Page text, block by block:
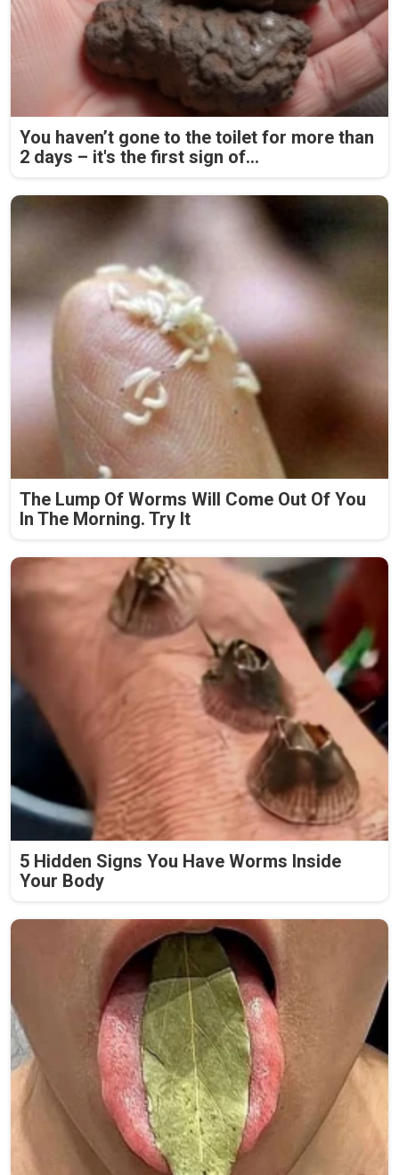
You haven’t gone to the toilet for more than
2 days – it's the first sign of...
The Lump Of Worms Will Come Out Of You
In The Morning. Try It
5 Hidden Signs You Have Worms Inside
Your Body